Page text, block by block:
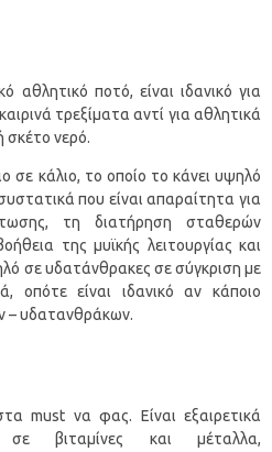
αθλητικό ποτό, είναι ιδανικό για
τρεξίματα αντί για αθλητικά
σκέτο νερό.
σε κάλιο, το οποίο το κάνει υψηλό
που είναι απαραίτητα για
τη διατήρηση σταθερών
της μυϊκής λειτουργίας και
σε υδατάνθρακες σε σύγκριση με
οπότε είναι ιδανικό αν κάποιο
– υδατανθράκων.
must να φας. Είναι εξαιρετικά
βιταμίνες και μέταλλα,